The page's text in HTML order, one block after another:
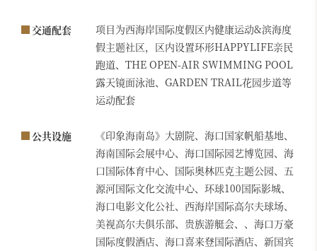
交通配套
项目为西海岸国际度假区内健康运动&滨海度
假主题社区，区内设置环形HAPPYLIFE亲民
跑道、THE OPEN-AIR SWIMMING POOL
露天镜面泳池、GARDEN TRAIL花园步道等
运动配套
公共设施
《印象海南岛》大剧院、海口国家帆船基地、
海南国际会展中心、海口国际园艺博览园、海
口国际体育中心、国际奥林匹克主题公园、五
源河国际文化交流中心、环球100国际影城、
海口电影文化公社、西海岸国际高尔夫球场、
美视高尔夫俱乐部、贵族游艇会、、海口万豪
国际度假酒店、海口喜来登国际酒店、新国宾